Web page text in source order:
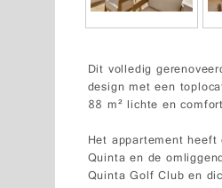
Dit volledig
design met een
88 m² lichte en
Het appartement
Quinta en de
Quinta Golf Club en